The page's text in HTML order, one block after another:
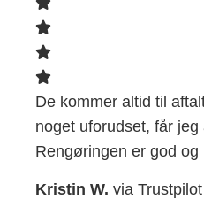
De kommer altid til
noget uforudset, får jeg
Rengøringen er god
Kristin W. via Trustpilot